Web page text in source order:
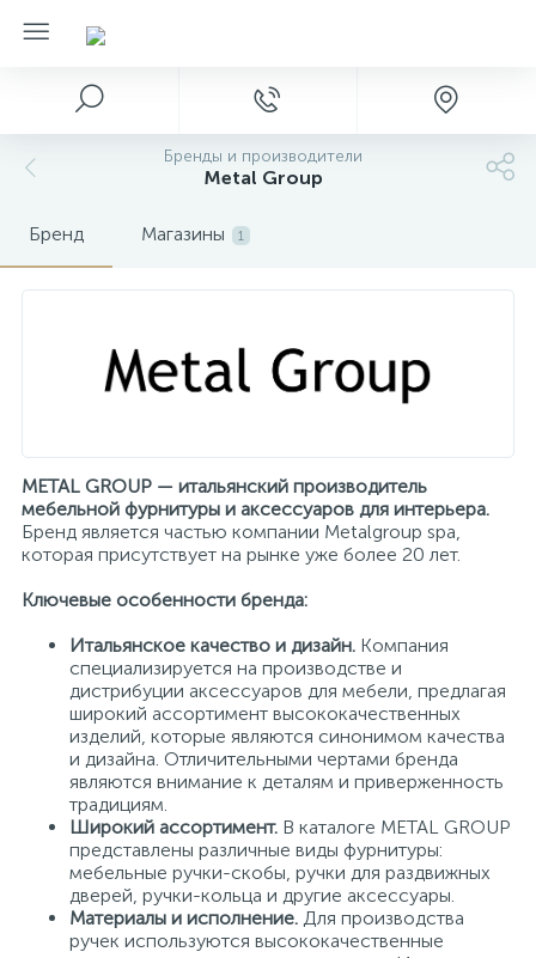
Бренды и производители
Metal Group
Бренд Магазины 1
METAL GROUP — итальянский производитель
мебельной фурнитуры и аксессуаров для интерьера.
Бренд является частью компании Metalgroup spa,
которая присутствует на рынке уже более 20 лет.
Ключевые особенности бренда:
Итальянское качество и дизайн. Компания
специализируется на производстве и
дистрибуции аксессуаров для мебели, предлагая
широкий ассортимент высококачественных
изделий, которые являются синонимом качества
и дизайна. Отличительными чертами бренда
являются внимание к деталям и приверженность
традициям.
Широкий ассортимент. В каталоге METAL GROUP
представлены различные виды фурнитуры:
мебельные ручки-скобы, ручки для раздвижных
дверей, ручки-кольца и другие аксессуары.
Материалы и исполнение. Для производства
ручек используются высококачественные